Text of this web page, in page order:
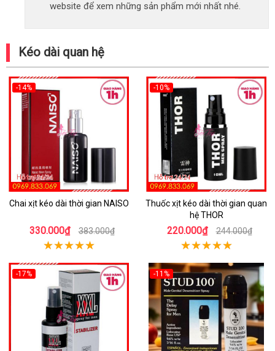
website để xem những sản phẩm mới nhất nhé.
Kéo dài quan hệ
-14%
Chai xịt kéo dài thời gian NAISO
330.000₫ 383.000₫
-10%
Thuốc xịt kéo dài thời gian quan
hệ THOR
220.000₫ 244.000₫
-17% -11%